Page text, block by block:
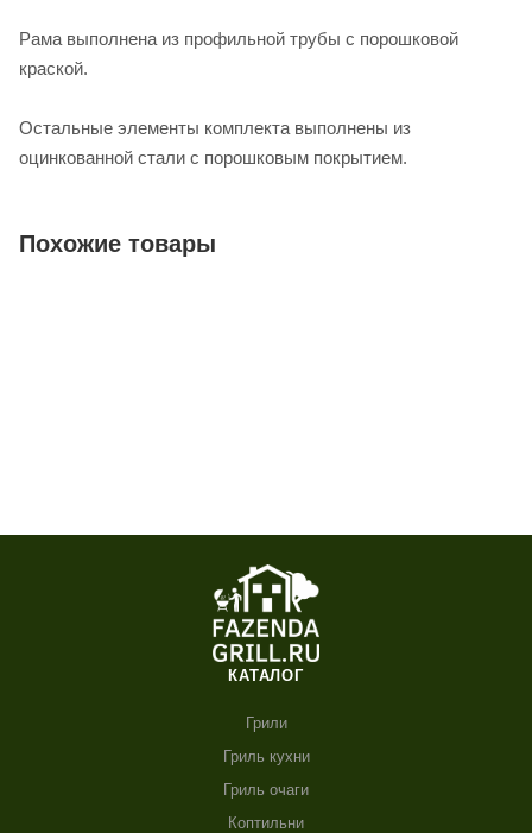
Рама выполнена из профильной трубы с порошковой
краской.
Остальные элементы комплекта выполнены из
оцинкованной стали с порошковым покрытием.
Похожие товары
КАТАЛОГ
Грили
Гриль кухни
Гриль очаги
Коптильни